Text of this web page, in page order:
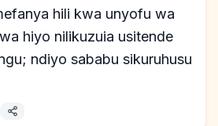
hili kwa unyofu wa
hiyo nilikuzuia usitende
ndiyo sababu sikuruhusu